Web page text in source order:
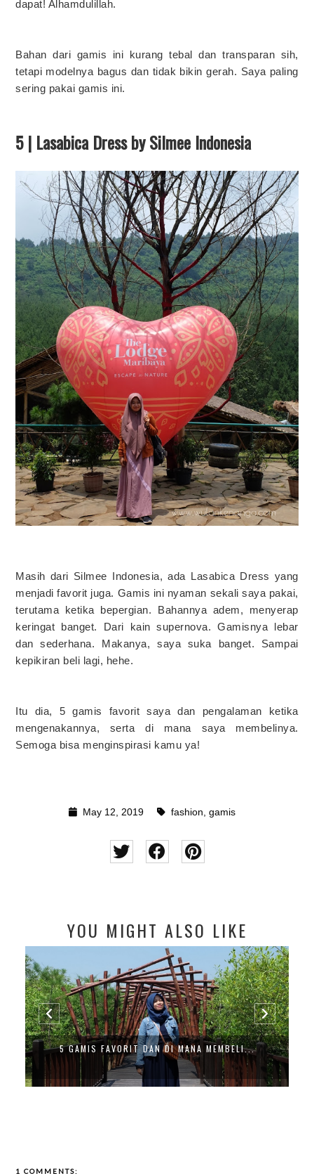
dapat! Alhamdulillah.
Bahan dari gamis ini kurang tebal dan transparan sih,
tetapi modelnya bagus dan tidak bikin gerah. Saya paling
sering pakai gamis ini.
5 | Lasabica Dress by Silmee Indonesia
Masih dari Silmee Indonesia, ada Lasabica Dress yang
menjadi favorit juga. Gamis ini nyaman sekali saya pakai,
terutama ketika bepergian. Bahannya adem, menyerap
keringat banget. Dari kain supernova. Gamisnya lebar
dan sederhana. Makanya, saya suka banget. Sampai
kepikiran beli lagi, hehe.
Itu dia, 5 gamis favorit saya dan pengalaman ketika
mengenakannya, serta di mana saya membelinya.
Semoga bisa menginspirasi kamu ya!
May 12, 2019 fashion, gamis
YOU MIGHT ALSO LIKE
5 GAMIS FAVORIT DAN DI MANA MEMBELI...
1 COMMENTS: